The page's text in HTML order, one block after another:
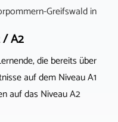
Greifswaldin
/ A2
die bereits über
auf dem Niveau A1
auf das Niveau A2